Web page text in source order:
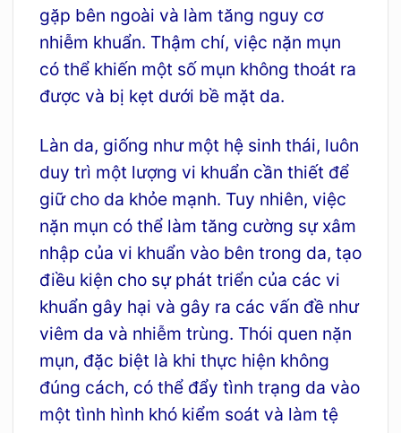
gặp bên ngoài và làm tăng nguy cơ
nhiễm khuẩn. Thậm chí, việc nặn mụn
có thể khiến một số mụn không thoát ra
được và bị kẹt dưới bề mặt da.
Làn da, giống như một hệ sinh thái, luôn
duy trì một lượng vi khuẩn cần thiết để
giữ cho da khỏe mạnh. Tuy nhiên, việc
nặn mụn có thể làm tăng cường sự xâm
nhập của vi khuẩn vào bên trong da, tạo
điều kiện cho sự phát triển của các vi
khuẩn gây hại và gây ra các vấn đề như
viêm da và nhiễm trùng. Thói quen nặn
mụn, đặc biệt là khi thực hiện không
đúng cách, có thể đẩy tình trạng da vào
một tình hình khó kiểm soát và làm tệ